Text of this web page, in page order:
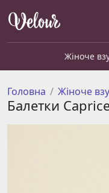
Жіноче
Головна Жіноче
Балетки